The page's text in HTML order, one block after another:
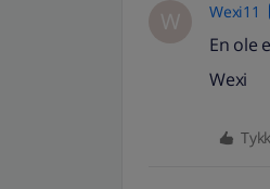
W Wexi11
En ole
Wexi